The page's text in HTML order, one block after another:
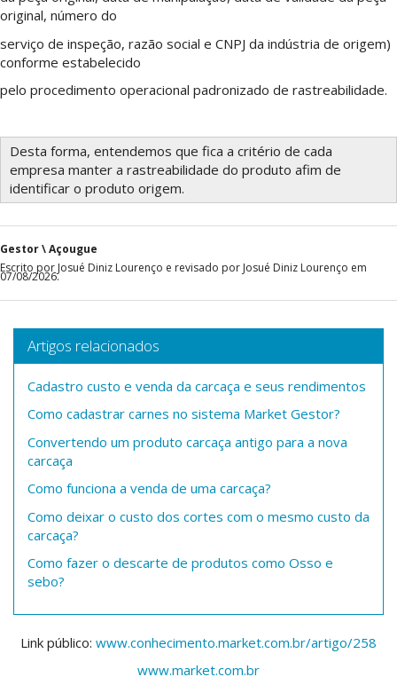
original, número do
serviço de inspeção, razão social e CNPJ da indústria de origem)
conforme estabelecido
pelo procedimento operacional padronizado de rastreabilidade.
Desta forma, entendemos que fica a critério de cada
empresa manter a rastreabilidade do produto afim de
identificar o produto origem.
Gestor \ Açougue
Escrito por Josué Diniz Lourenço e revisado por Josué Diniz Lourenço em
07/08/2026.
Artigos relacionados
Cadastro custo e venda da carcaça e seus rendimentos
Como cadastrar carnes no sistema Market Gestor?
Convertendo um produto carcaça antigo para a nova
carcaça
Como funciona a venda de uma carcaça?
Como deixar o custo dos cortes com o mesmo custo da
carcaça?
Como fazer o descarte de produtos como Osso e
sebo?
Link público: www.conhecimento.market.com.br/artigo/258
www.market.com.br